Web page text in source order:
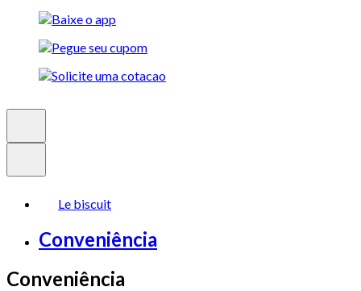
Le biscuit
Conveniência
Conveniência